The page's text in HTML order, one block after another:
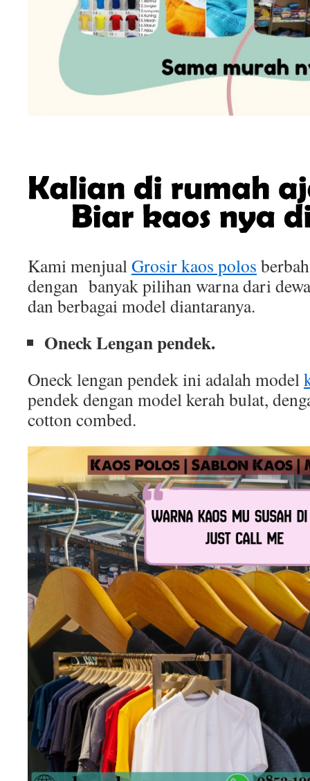
Kami menjualGrosir kaos polos
dengan banyak pilihan warna dari
dan berbagai model diantaranya.
Oneck Lengan pendek.
Oneck lengan pendek ini adalah model
pendek dengan model kerah bulat,
cotton combed.